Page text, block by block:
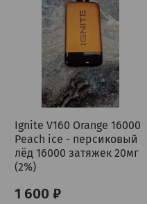
Ignite V160 Orange 16000
Peach ice - персиковый
лёд 16000 затяжек 20мг
(2%)
1 600 ₽